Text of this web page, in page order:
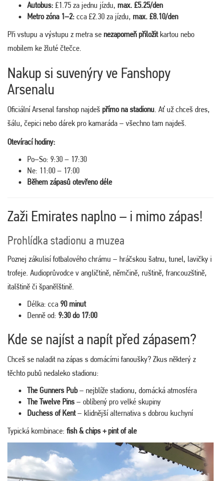
Autobus: £1.75 za jednu jízdu, max. £5.25/den
Metro zóna 1–2: cca £2.30 za jízdu, max. £8.10/den
Při vstupu a výstupu z metra se nezapomeň přiložitkartou nebo
mobilem ke žluté čtečce.
Nakup si suvenýry ve Fanshopу
Arsenalu
Oficiální Arsenal fanshop najdeš přímo na stadionu . Ať už chceš dres,
šálu, čepici nebo dárek pro kamaráda – všechno tam najdeš.
Otevírací hodiny:
Po–So: 9:30 – 17:30
Ne: 11:00 – 17:00
Během zápasů otevřeno déle
Zaži Emirates naplno – i mimo zápas!
Prohlídka stadionu a muzea
Poznej zákulisí fotbalového chrámu – hráčskou šatnu, tunel, lavičky i
trofeje. Audioprůvodce v angličtině, němčině, ruštině, francouzštině,
italštině či španělštině.
Délka: cca 90 minut
Denně od: 9:30 do 17:00
Kde se najíst a napít před zápasem?
Chceš se naladit na zápas s domácími fanoušky? Zkus některý z
těchto pubů nedaleko stadionu:
The Gunners Pub– nejblíže stadionu, domácká atmosféra
The Twelve Pins – oblíbený pro velké skupiny
Duchess of Kent– klidnější alternativa s dobrou kuchyní
Typická kombinace: fish & chips + pint of ale